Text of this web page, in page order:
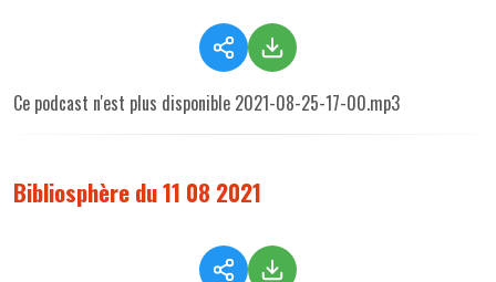
Ce podcast n'est plus disponible 2021-08-25-17-00.mp3
Bibliosphère du 11 08 2021